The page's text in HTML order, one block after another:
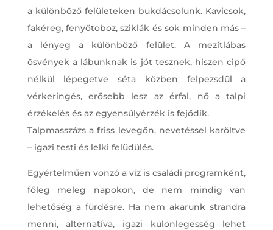
a különböző felületeken bukdácsolunk. Kavicsok,
fakéreg, fenyőtoboz, sziklák és sok minden más –
a lényeg a különböző felület. A mezítlábas
ösvények a lábunknak is jót tesznek, hiszen cipő
nélkül lépegetve séta közben felpezsdül a
vérkeringés, erősebb lesz az érfal, nő a talpi
érzékelés és az egyensúlyérzék is fejődik.
Talpmasszázs a friss levegőn, nevetéssel karöltve
– igazi testi és lelki felüdülés.
Egyértelműen vonzó a víz is családi programként,
főleg meleg napokon, de nem mindig van
lehetőség a fürdésre. Ha nem akarunk strandra
menni, alternatíva, igazi különlegesség lehet